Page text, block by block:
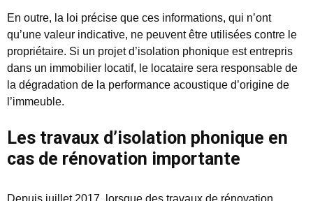
En outre, la loi précise que ces informations, qui n’ont
qu’une valeur indicative, ne peuvent être utilisées contre le
propriétaire. Si un projet d’isolation phonique est entrepris
dans un immobilier locatif, le locataire sera responsable de
la dégradation de la performance acoustique d’origine de
l’immeuble.
Les travaux d’isolation phonique en
cas de rénovation importante
Depuis juillet 2017, lorsque des travaux de rénovation